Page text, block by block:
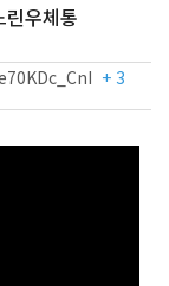
우체통
+ 3